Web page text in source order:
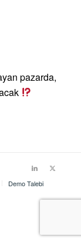
pazarda,
Demo Talebi